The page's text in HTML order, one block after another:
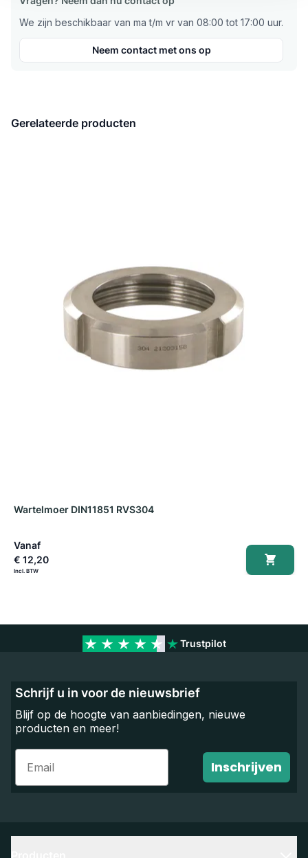
We zijn beschikbaar van ma t/m vr van 08:00 tot 17:00 uur.
Neem contact met ons op
Gerelateerde producten
Wartelmoer DIN11851 RVS304
Vanaf
€ 12,20
Trustpilot
Schrijf u in voor de nieuwsbrief
Blijf op de hoogte van aanbiedingen, nieuwe
producten en meer!
Email
Inschrijven